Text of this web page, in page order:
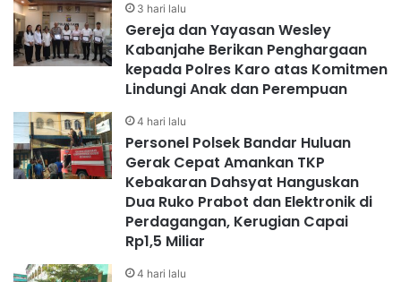
3 hari lalu
Gereja dan Yayasan Wesley
Kabanjahe Berikan Penghargaan
kepada Polres Karo atas Komitmen
Lindungi Anak dan Perempuan
4 hari lalu
Personel Polsek Bandar Huluan
Gerak Cepat Amankan TKP
Kebakaran Dahsyat Hanguskan
Dua Ruko Prabot dan Elektronik di
Perdagangan, Kerugian Capai
Rp1,5 Miliar
4 hari lalu